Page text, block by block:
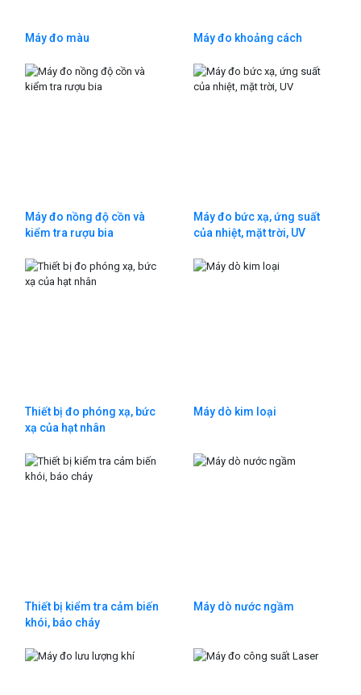
Máy đo màu Máy đo khoảng cách
Máy đo nồng độ cồn và
kiểm tra rượu bia
Máy đo bức xạ, ứng suất
của nhiệt, mặt trời, UV
Thiết bị đo phóng xạ, bức
xạ của hạt nhân
Máy dò kim loại
Thiết bị kiểm tra cảm biến
khói, báo cháy
Máy dò nước ngầm